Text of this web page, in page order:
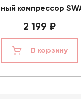
компрессор
2 199 ₽
В корзину